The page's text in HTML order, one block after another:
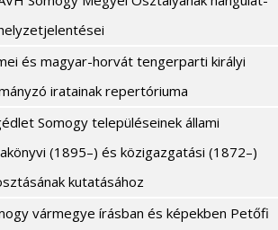
és magyar-horvát tengerparti királyi
iratainak repertóriuma
Somogy településeinek állami
(1895–) és közigazgatási (1872–)
kutatásához
vármegye írásban és képekben Petőfi